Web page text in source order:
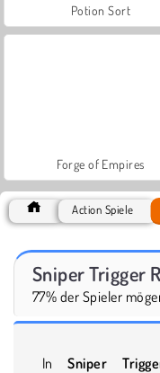
Potion Sort
Forge of Empires
Action Spiele
Sniper Trigger
77% der Spieler
InSniper